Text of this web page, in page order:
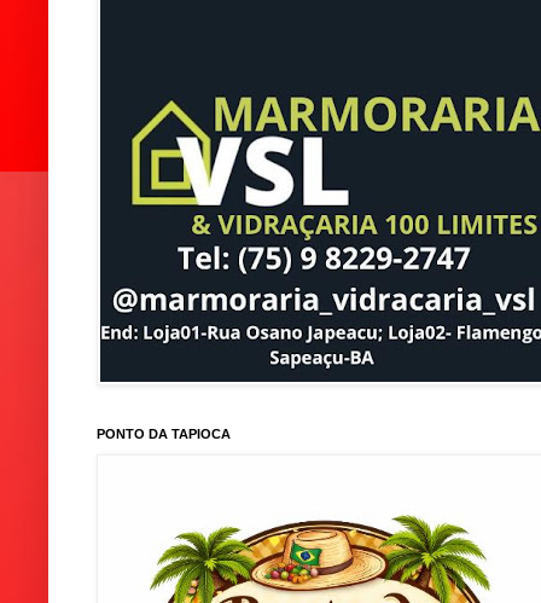
PONTO DA TAPIOCA